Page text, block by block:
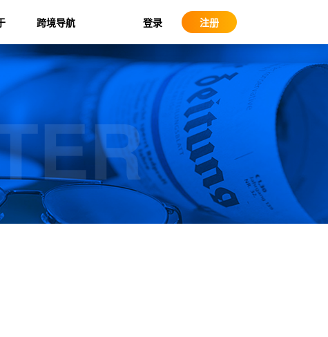
跨境导航 登录 注册